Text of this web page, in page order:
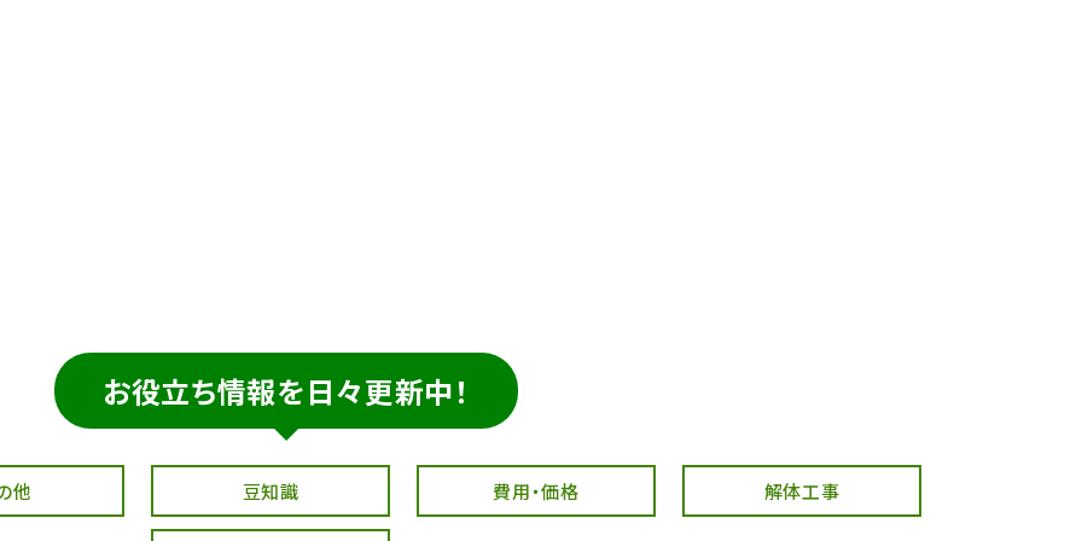
お役立ち情報を日々更新中！
他 豆知識 費用・価格 解体工事